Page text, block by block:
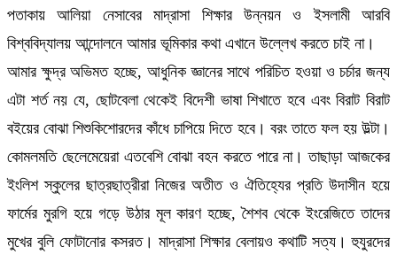
পতাকায় আলিয়া নেসাবের মাদ্রাসা শিক্ষার উন্নয়ন ও ইসলামী আরবি
বিশ্ববিদ্যালয় আন্দোলনে আমার ভূমিকার কথা এখানে উল্লেখ করতে চাই না।
আমার ক্ষুদ্র অভিমত হচ্ছে, আধুনিক জ্ঞানের সাথে পরিচিত হওয়া ও চর্চার জন্য
এটা শর্ত নয় যে, ছোটবেলা থেকেই বিদেশী ভাষা শিখাতে হবে এবং বিরাট বিরাট
বইয়ের বোঝা শিশুকিশোরদের কাঁধে চাপিয়ে দিতে হবে। বরং তাতে ফল হয় উল্টা।
কোমলমতি ছেলেমেয়েরা এতবেশি বোঝা বহন করতে পারে না। তাছাড়া আজকের
ইংলিশ স্কুলের ছাত্রছাত্রীরা নিজের অতীত ও ঐতিহ্যের প্রতি উদাসীন হয়ে
ফার্মের মুরগি হয়ে গড়ে উঠার মূল কারণ হচ্ছে, শৈশব থেকে ইংরেজিতে তাদের
মুখের বুলি ফোটানোর কসরত। মাদ্রাসা শিক্ষার বেলায়ও কথাটি সত্য। হুযুরদের